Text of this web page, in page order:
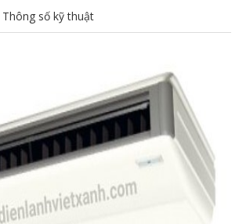
Thông số kỹ thuật